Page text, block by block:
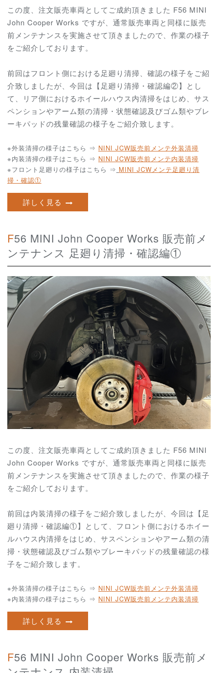
この度、注文販売車両としてご成約頂きました F56 MINI
John Cooper Works ですが、通常販売車両と同様に販売
前メンテナンスを実施させて頂きましたので、作業の様子
をご紹介しております。
前回はフロント側における足廻り清掃、確認の様子をご紹
介致しましたが、今回は【足廻り清掃・確認編②】とし
て、リア側におけるホイールハウス内清掃をはじめ、サス
ペンションやアーム類の清掃・状態確認及びゴム類やブレ
ーキパッドの残量確認の様子をご紹介致します。
※外装清掃の様子はこちら ⇒ NINI JCW販売前メンテ外装清掃
※内装清掃の様子はこちら ⇒ NINI JCW販売前メンテ内装清掃
※フロント足廻りの様子はこちら ⇒ MINI JCWメンテ足廻り清
掃・確認①
詳しく見る
F56 MINI John Cooper Works 販売前メ
ンテナンス 足廻り清掃・確認編①
この度、注文販売車両としてご成約頂きました F56 MINI
John Cooper Works ですが、通常販売車両と同様に販売
前メンテナンスを実施させて頂きましたので、作業の様子
をご紹介しております。
前回は内装清掃の様子をご紹介致しましたが、今回は【足
廻り清掃・確認編①】として、フロント側におけるホイー
ルハウス内清掃をはじめ、サスペンションやアーム類の清
掃・状態確認及びゴム類やブレーキパッドの残量確認の様
子をご紹介致します。
※外装清掃の様子はこちら ⇒ NINI JCW販売前メンテ外装清掃
※内装清掃の様子はこちら ⇒ NINI JCW販売前メンテ内装清掃
詳しく見る
F56 MINI John Cooper Works 販売前メ